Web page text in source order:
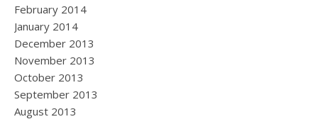
February 2014
January 2014
December 2013
November 2013
October 2013
September 2013
August 2013